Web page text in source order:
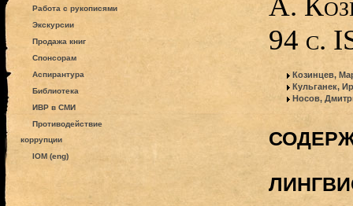
Работа с рукописями
Экскурсии
Продажа книг
Спонсорам
Аспирантура
Библиотека
ИВР в СМИ
Противодействие
коррупции
IOM (eng)
94 с.
Козинцев,
Кульганек,
Носов,